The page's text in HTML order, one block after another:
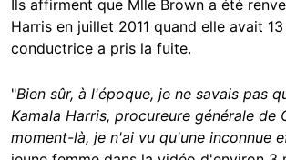
Ils affirment que Mlle Brown a été
Harris en juillet 2011 quand elle avait
conductrice a pris la fuite.
"Bien sûr, à l'époque, je ne savais pas
Kamala Harris, procureure générale de
moment-là, je n'ai vu qu'une inconnue